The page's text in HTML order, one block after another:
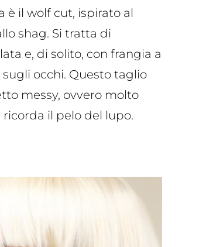
è il wolf cut, ispirato al
shag. Si tratta di
e, di solito, con frangia a
occhi. Questo taglio
messy, ovvero molto
il pelo del lupo.